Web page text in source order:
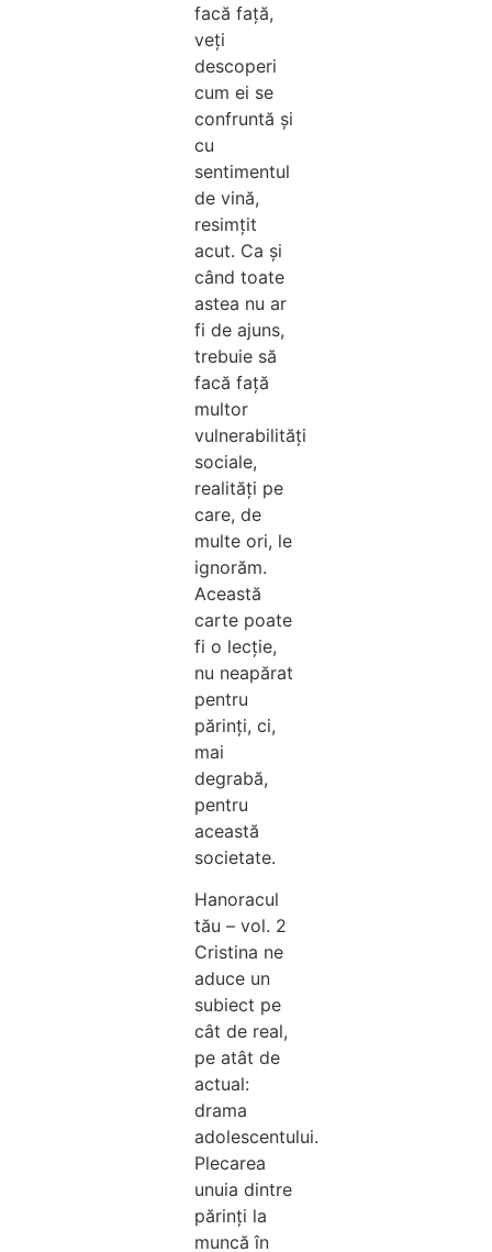
facă față,
veți
descoperi
cum ei se
confruntă și
cu
sentimentul
de vină,
resimțit
acut. Ca și
când toate
astea nu ar
fi de ajuns,
trebuie să
facă față
multor
vulnerabilități
sociale,
realități pe
care, de
multe ori, le
ignorăm.
Această
carte poate
fi o lecție,
nu neapărat
pentru
părinți, ci,
mai
degrabă,
pentru
această
societate.
Hanoracul
tău – vol. 2
Cristina ne
aduce un
subiect pe
cât de real,
pe atât de
actual:
drama
adolescentului.
Plecarea
unuia dintre
părinți la
muncă în